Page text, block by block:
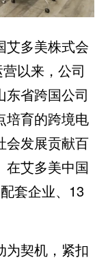
艾多美株式会
以来，公司
东省跨国公司
培育的跨境电
会发展贡献百
在艾多美中国
套企业、13
为契机，紧扣